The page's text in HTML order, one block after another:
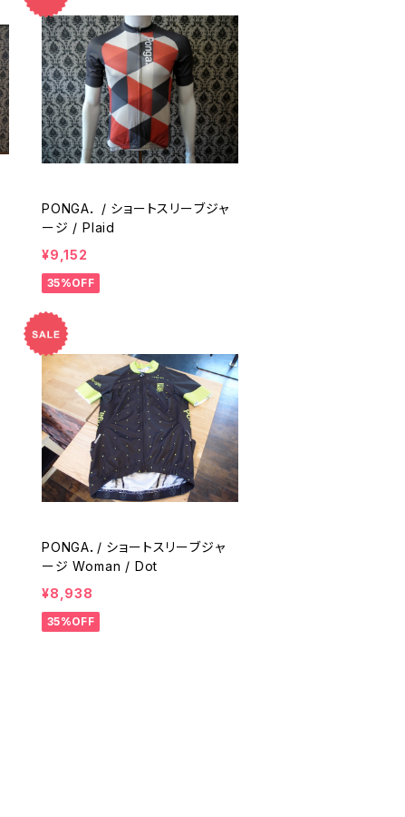
PONGA． / ショートスリーブジャ
ージ / Plaid
¥9,152
35%OFF
PONGA．/ ショートスリーブジャ
ージ Woman / Dot
¥8,938
35%OFF